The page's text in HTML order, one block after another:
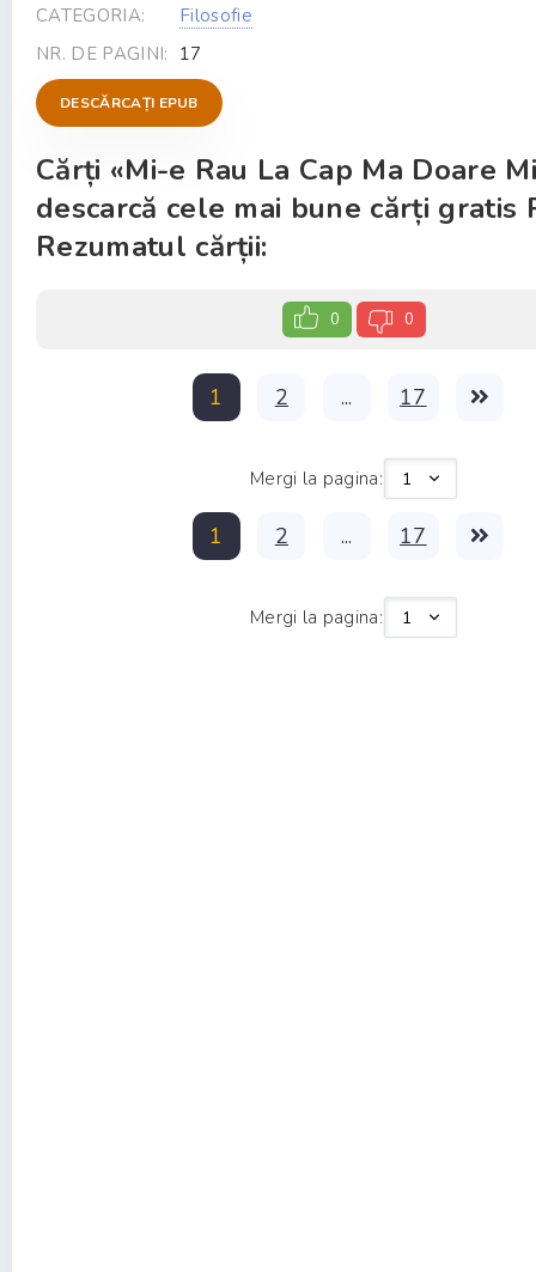
CATEGORIA:
Filosofie
NR. DE PAGINI: 17
DESCĂRCAȚI EPUB
Cărți «Mi-e Rau La Cap Ma Doare
descarcă cele mai bune cărți gratis
Rezumatul cărții:
0 0
1 2 ... 17
Mergi la pagina:
1 2 ... 17
Mergi la pagina: